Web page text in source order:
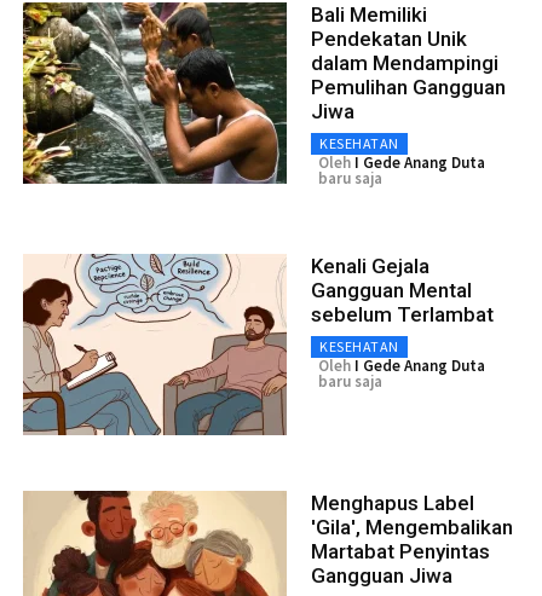
Bali Memiliki
Pendekatan Unik
dalam Mendampingi
Pemulihan Gangguan
Jiwa
KESEHATAN
Oleh I Gede Anang Duta
baru saja
Kenali Gejala
Gangguan Mental
sebelum Terlambat
KESEHATAN
Oleh I Gede Anang Duta
baru saja
Menghapus Label
'Gila', Mengembalikan
Martabat Penyintas
Gangguan Jiwa